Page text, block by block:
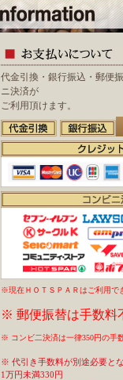
代金引換・銀行振込・郵便
ニ決済が
ご利用頂けます。
※現在ＨＯＴＳＰＡＲはご利用で
※ 郵便振替は手数料
※ コンビ二決済は一律350円の手
※ 代引き手数料が別途必要と
1万円未満330円